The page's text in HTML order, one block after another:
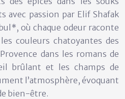
avec passion par Elif Shafak
où chaque odeur raconte
couleurs chatoyantes des
dans les romans de
brûlant et les champs de
l’atmosphère, évoquant
bien-être.